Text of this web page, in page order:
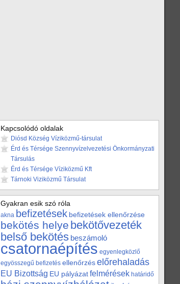
Kapcsolódó oldalak
Diósd Község Víziközmű-társulat
Érd és Térsége Szennyvízelvezetési Önkormányzati
Társulás
Érd és Térsége Víziközmű Kft
Tárnoki Viziközmű Társulat
Gyakran esik szó róla
akna befizetések befizetések ellenőrzése
bekötés helye bekötővezeték
belső bekötés beszámoló
csatornaépítés egyenlegközlő
egyösszegű befizetés ellenőrzéselőrehaladás
EU Bizottság EU pályázatfelmérések határidő